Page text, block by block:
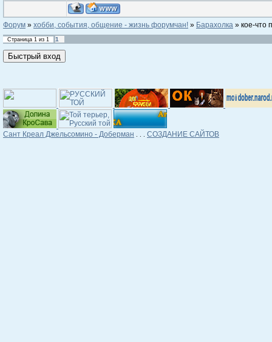
Форум » хобби, события, общение - жизнь форумчан! » Барахолка » кое-что
Страница 1 из 1 1
Сант Креал Джельсомино - Доберман СОЗДАНИЕ САЙТОВ